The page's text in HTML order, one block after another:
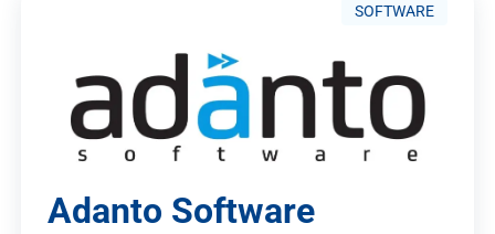
SOFTWARE
Adanto Software